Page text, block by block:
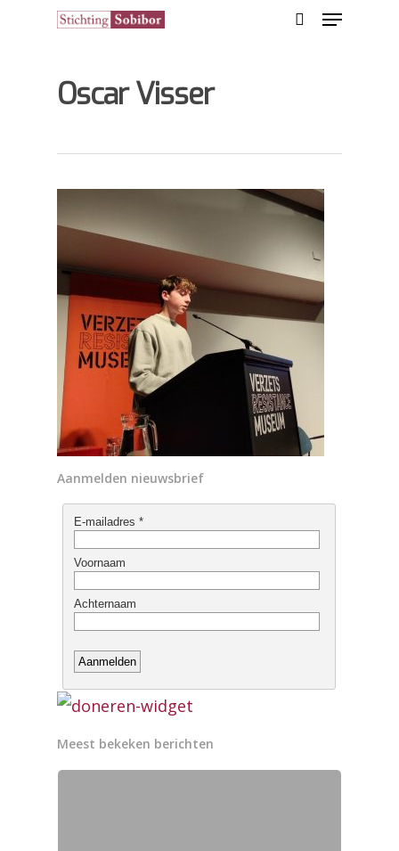
Hit enter to search or ESC to close
Oscar Visser
Aanmelden nieuwsbrief
Meest bekeken berichten